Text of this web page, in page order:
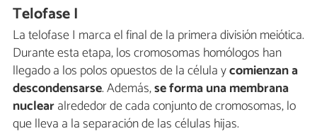
Telofase I
La telofase I marca el final de la primera división meiótica.
Durante esta etapa, los cromosomas homólogos han
llegado a los polos opuestos de la célula ycomienzan a
descondensarse. Además,se forma una membrana
nuclearalrededor de cada conjunto de cromosomas, lo
que lleva a la separación de las células hijas.